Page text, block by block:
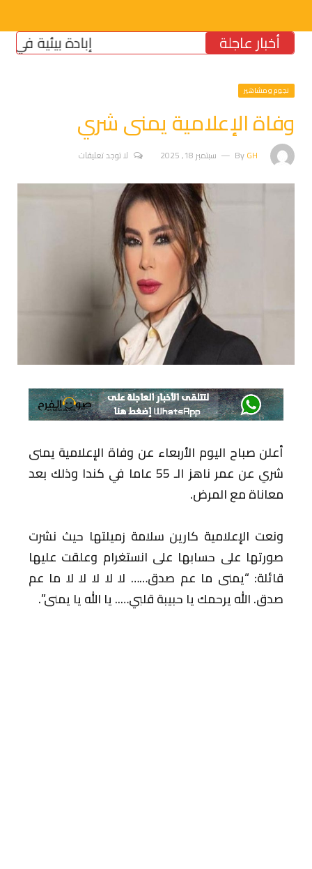
أخبار عاجلة إبادة بيئية في
نجوم ومشاهير
وفاة الإعلامية يمنى شري
ByGH سبتمبر 18, 2025 لا توجد تعليقات
أعلن صباح اليوم الأربعاء عن وفاة الإعلامية يمنى
شري عن عمر ناهز الـ 55 عاما في كندا وذلك بعد
معاناة مع المرض.
ونعت الإعلامية كارين سلامة زميلتها حيث نشرت
صورتها على حسابها على انستغرام وعلقت عليها
قائلة: “يمنى ما عم صدق…… لا لا لا لا لا ما عم
صدق. الله يرحمك يا حبيبة قلبي….. يا الله يا يمنى”.